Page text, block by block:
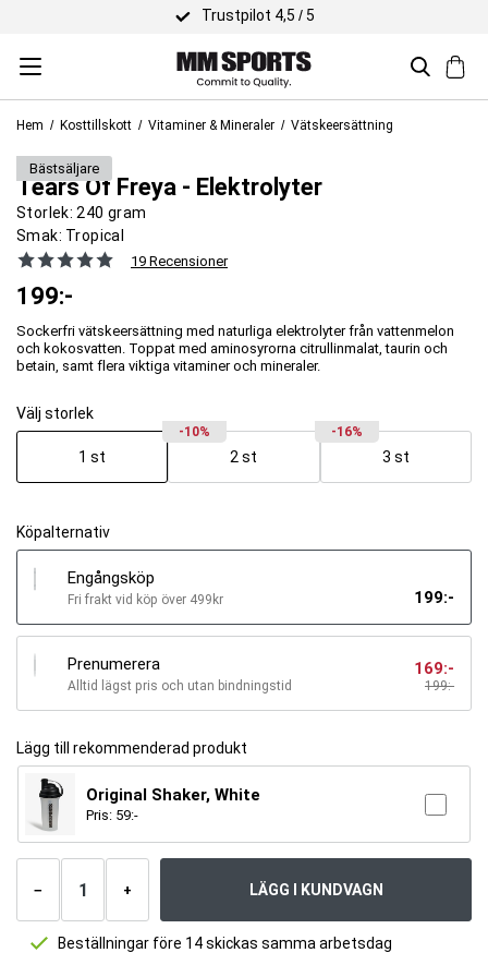
Trustpilot 4,5 / 5
Hem Kosttillskott Vitaminer & Mineraler Vätskeersättning
bäst­säljare
Viking Power
Tears Of Freya - Elektrolyter
Storlek: 240 gram
Smak: Tropical
19 Recensioner
199:-
Sockerfri vätskeersättning med naturliga elektrolyter från vattenmelon
och kokosvatten. Toppat med aminosyrorna citrullinmalat, taurin och
betain, samt flera viktiga vitaminer och mineraler.
Välj storlek
1 st
-10%
2 st
-16%
3 st
Köpalternativ
Engångsköp
Fri frakt vid köp över 499kr 199:-
Prenumerera
Alltid lägst pris och utan bindningstid 199:-
169:-
Lägg till rekommenderad produkt
Original Shaker, White
Pris: 59:-
−
Antal
+ LÄGG I KUNDVAGN
Beställningar före 14 skickas samma arbetsdag